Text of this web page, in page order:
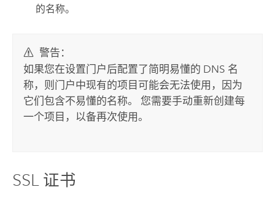
的名称。
警告：
如果您在设置门户后配置了简明易懂的 DNS 名
称，则门户中现有的项目可能会无法使用，因为
它们包含不易懂的名称。 您需要手动重新创建每
一个项目，以备再次使用。
SSL 证书